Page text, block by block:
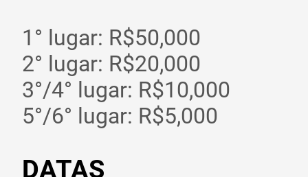
1° lugar: R$50,000
2° lugar: R$20,000
3°/4° lugar: R$10,000
5°/6° lugar: R$5,000
DATAS